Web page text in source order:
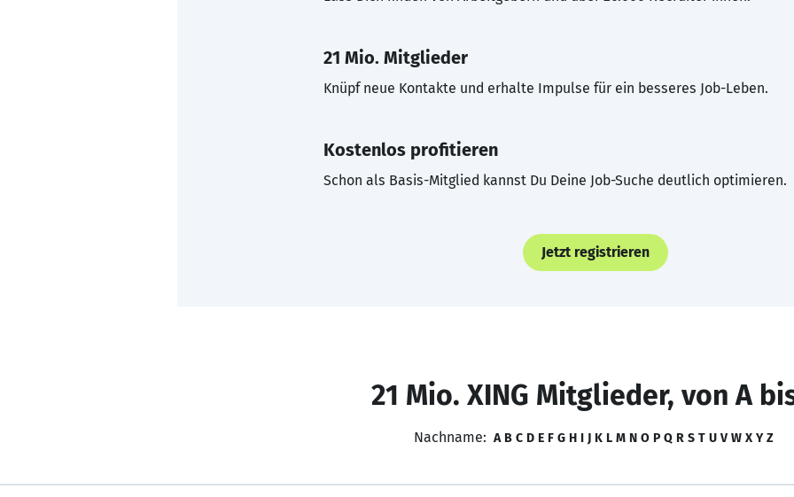
21 Mio. Mitglieder
Knüpf neue Kontakte und erhalte Impulse für ein besseres Job-Leben.
Kostenlos profitieren
Schon als Basis-Mitglied kannst Du Deine Job-Suche deutlich optimieren.
Jetzt registrieren
21 Mio. XING Mitglieder, von A
Nachname: A B C D E F G H I J K L M N O P Q R S T U V W X Y Z